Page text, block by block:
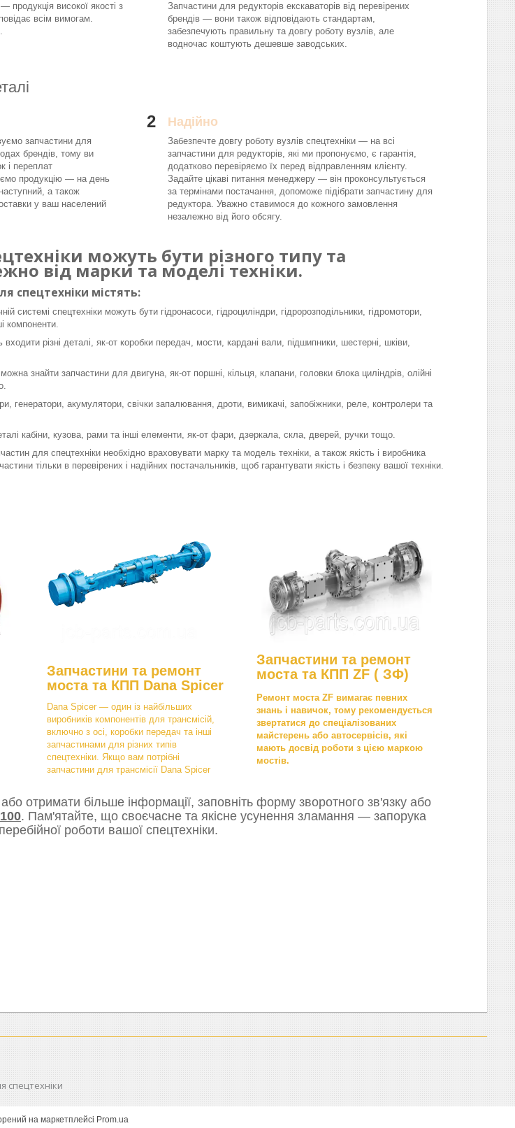
продукція високої якості з
всім вимогам.
Запчастини для редукторів екскаваторів від перевірених
брендів — вони також відповідають стандартам,
забезпечують правильну та довгу роботу вузлів, але
водночас коштують дешевше заводських.
запчастини для
брендів, тому ви
і переплат
продукцію — на день
а також
у ваш населений
2 Надійно
Забезпечте довгу роботу вузлів спецтехніки — на всі
запчастини для редукторів, які ми пропонуємо, є гарантія,
додатково перевіряємо їх перед відправленням клієнту.
Задайте цікаві питання менеджеру — він проконсультується
за термінами постачання, допоможе підібрати запчастину для
редуктора. Уважно ставимося до кожного замовлення
незалежно від його обсягу.
можуть бути різного типу та
від марки та моделі техніки.
спецтехніки містять:
системі спецтехніки можуть бути гідронасоси, гідроциліндри, гідророзподільники, гідромотори,
компоненти.
різні деталі, як-от коробки передач, мости, кардані вали, підшипники, шестерні, шківи,
знайти запчастини для двигуна, як-от поршні, кільця, клапани, головки блока циліндрів, олійні
генератори, акумулятори, свічки запалювання, дроти, вимикачі, запобіжники, реле, контролери та
кабіни, кузова, рами та інші елементи, як-от фари, дзеркала, скла, дверей, ручки тощо.
для спецтехніки необхідно враховувати марку та модель техніки, а також якість і виробника
тільки в перевірених і надійних постачальників, щоб гарантувати якість і безпеку вашої техніки.
Запчастини та ремонт
моста та КПП Dana Spicer
Dana Spicer — один із найбільших
виробників компонентів для трансмісій,
включно з осі, коробки передач та інші
запчастинами для різних типів
спецтехніки. Якщо вам потрібні
запчастини для трансмісії Dana Spicer
Запчастини та ремонт
моста та КПП ZF ( ЗФ)
Ремонт моста ZF вимагає певних
знань і навичок, тому рекомендується
звертатися до спеціалізованих
майстерень або автосервісів, які
мають досвід роботи з цією маркою
мостів.
отримати більше інформації, заповніть форму зворотного зв'язку або
. Пам'ятайте, що своєчасне та якісне усунення зламання — запорука
роботи вашої спецтехніки.
спецтехніки
на маркетплейсі Prom.ua